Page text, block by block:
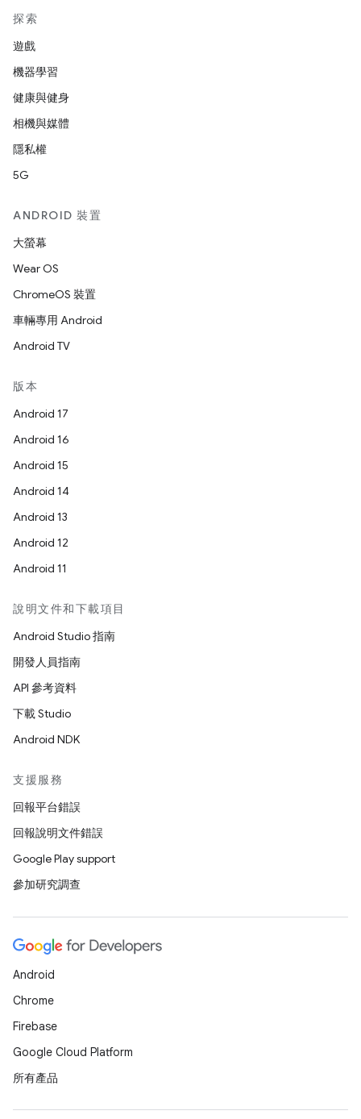
探索
遊戲
機器學習
健康與健身
相機與媒體
隱私權
5G
ANDROID 裝置
大螢幕
Wear OS
ChromeOS 裝置
車輛專用 Android
Android TV
版本
Android 17
Android 16
Android 15
Android 14
Android 13
Android 12
Android 11
說明文件和下載項目
Android Studio 指南
開發人員指南
API 參考資料
下載 Studio
Android NDK
支援服務
回報平台錯誤
回報說明文件錯誤
Google Play support
參加研究調查
Android
Chrome
Firebase
Google Cloud Platform
所有產品